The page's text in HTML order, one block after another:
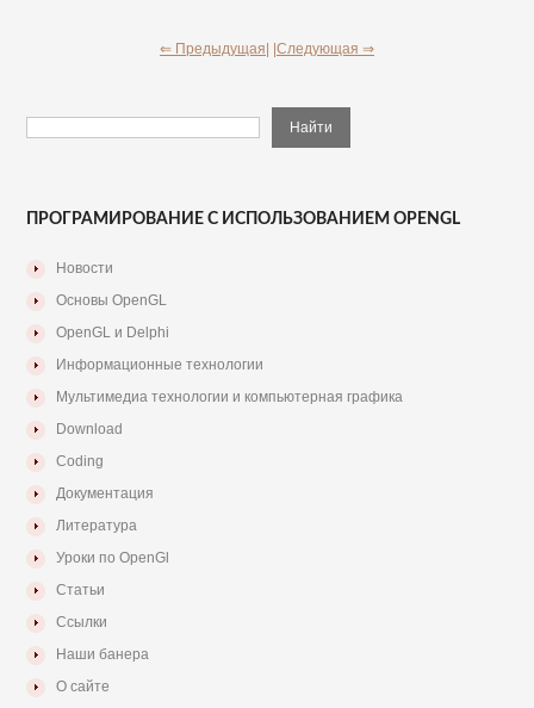
⇐ Предыдущая| |Следующая ⇒
ПРОГРАМИРОВАНИЕ С ИСПОЛЬЗОВАНИЕМ OPENGL
Новости
Основы OpenGL
OpenGL и Delphi
Информационные технологии
Мультимедиа технологии и компьютерная графика
Download
Coding
Документация
Литература
Уроки по OpenGl
Статьи
Ссылки
Наши банера
О сайте